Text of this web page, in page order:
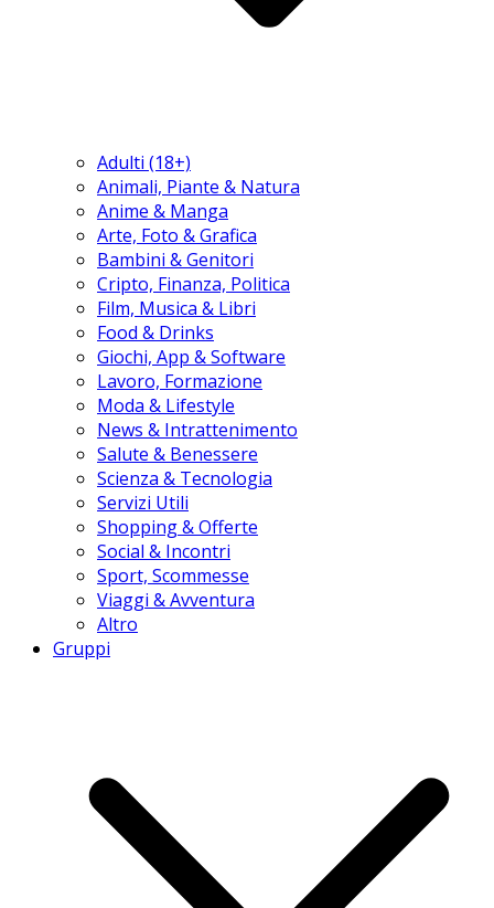
Adulti (18+)
Animali, Piante & Natura
Anime & Manga
Arte, Foto & Grafica
Bambini & Genitori
Cripto, Finanza, Politica
Film, Musica & Libri
Food & Drinks
Giochi, App & Software
Lavoro, Formazione
Moda & Lifestyle
News & Intrattenimento
Salute & Benessere
Scienza & Tecnologia
Servizi Utili
Shopping & Offerte
Social & Incontri
Sport, Scommesse
Viaggi & Avventura
Altro
Gruppi